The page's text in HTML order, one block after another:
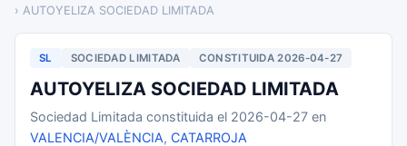
› AUTOYELIZA SOCIEDAD LIMITADA
SL SOCIEDAD LIMITADA CONSTITUIDA 2026-04-27
AUTOYELIZA SOCIEDAD LIMITADA
Sociedad Limitada constituida el 2026-04-27 en
VALENCIA/VALÈNCIA, CATARROJA